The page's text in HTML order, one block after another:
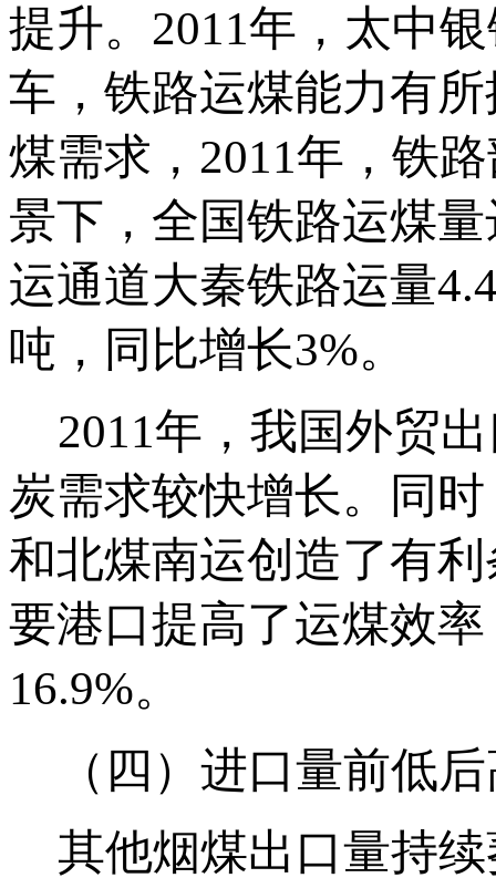
提升。2011年，太中
车，铁路运煤能力有
煤需求，2011年，铁
景下，全国铁路运煤
运通道大秦铁路运量
吨，同比增长3%。
2011年，我国外贸
炭需求较快增长。同
和北煤南运创造了有
要港口提高了运煤效
16.9%。
（四）进口量前低后
其他烟煤出口量持续